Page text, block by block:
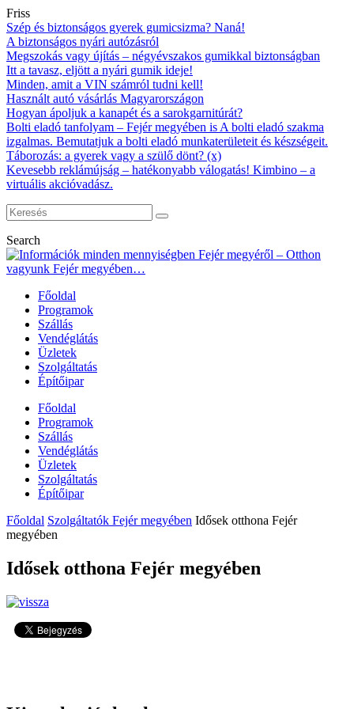
Friss
Szép és biztonságos gyerek gumicsizma? Naná!
A biztonságos nyári autózásról
Megszokás vagy újítás – négyévszakos gumikkal biztonságban
Itt a tavasz, eljött a nyári gumik ideje!
Minden, amit a VIN számról tudni kell!
Használt autó vásárlás Magyarországon
Hogyan ápoljuk a kanapét és a sarokgarnitúrát?
Bolti eladó tanfolyam – Fejér megyében is A bolti eladó szakma
izgalmas. Bemutatjuk a bolti eladó munkaterületeit és készségeit.
Táborozás: a gyerek vagy a szülő dönt? (x)
Kevesebb reklámújság – hatékonyabb válogatás! Kimbino – a
virtuális akcióvadász.
Search
Főoldal
Programok
Szállás
Vendéglátás
Üzletek
Szolgáltatás
Építőipar
Főoldal
Programok
Szállás
Vendéglátás
Üzletek
Szolgáltatás
Építőipar
Főoldal Szolgáltatók Fejér megyében Idősek otthona Fejér
megyében
Idősek otthona Fejér megyében